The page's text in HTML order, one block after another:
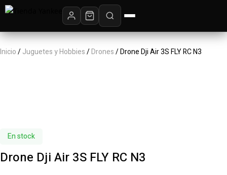
Inicio/Juguetes y Hobbies/Drones/ Drone Dji Air 3S FLY RC N3
En stock
Drone Dji Air 3S FLY RC N3